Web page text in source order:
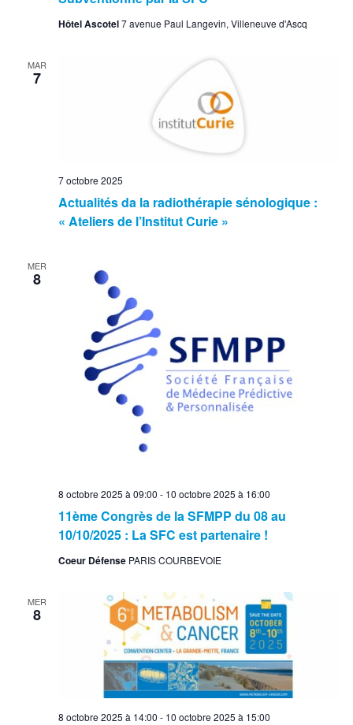
Hôtel Ascotel7 avenue Paul Langevin, Villeneuve d'Ascq
MAR
7
Actualités da la radiothérapie sénologique :
« Ateliers de l’Institut Curie »
7 octobre 2025
MER
8
11ème Congrès de la SFMPP du 08 au
10/10/2025 : La SFC est partenaire !
8 octobre 2025 à 09:00 - 10 octobre 2025 à 16:00
Coeur Défense PARIS COURBEVOIE
MER
8
8 octobre 2025 à 14:00 - 10 octobre 2025 à 15:00